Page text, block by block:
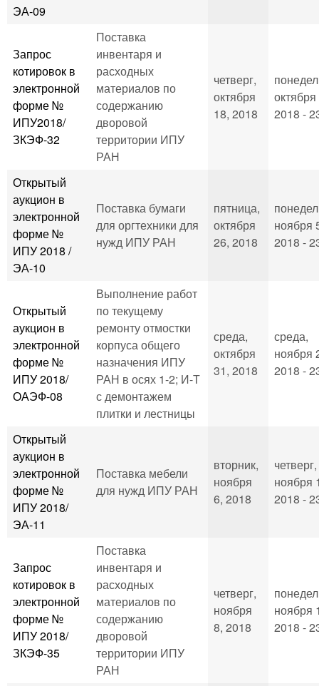
ЭА-09
Запрос
котировок в
электронной
форме №
ИПУ2018/
ЗКЭФ-32
Поставка
инвентаря и
расходных
материалов по
содержанию
дворовой
территории ИПУ
РАН
четверг,
октября
18, 2018
2018 -
Открытый
аукцион в
электронной
форме №
ИПУ 2018 /
ЭА-10
Поставка бумаги
для оргтехники для
нужд ИПУ РАН
пятница,
октября
26, 2018
ноября
2018 -
Открытый
аукцион в
электронной
форме №
ИПУ 2018/
ОАЭФ-08
Выполнение работ
по текущему
ремонту отмостки
корпуса общего
назначения ИПУ
РАН в осях 1-2; И-Т
с демонтажем
плитки и лестницы
среда,
октября
31, 2018
среда,
ноября
2018 -
Открытый
аукцион в
электронной
форме №
ИПУ 2018/
ЭА-11
Поставка мебели
для нужд ИПУ РАН
вторник,
ноября
6, 2018
четверг,
ноября
2018 -
Запрос
котировок в
электронной
форме №
ИПУ 2018/
ЗКЭФ-35
Поставка
инвентаря и
расходных
материалов по
содержанию
дворовой
территории ИПУ
РАН
четверг,
ноября
8, 2018
ноября
2018 -